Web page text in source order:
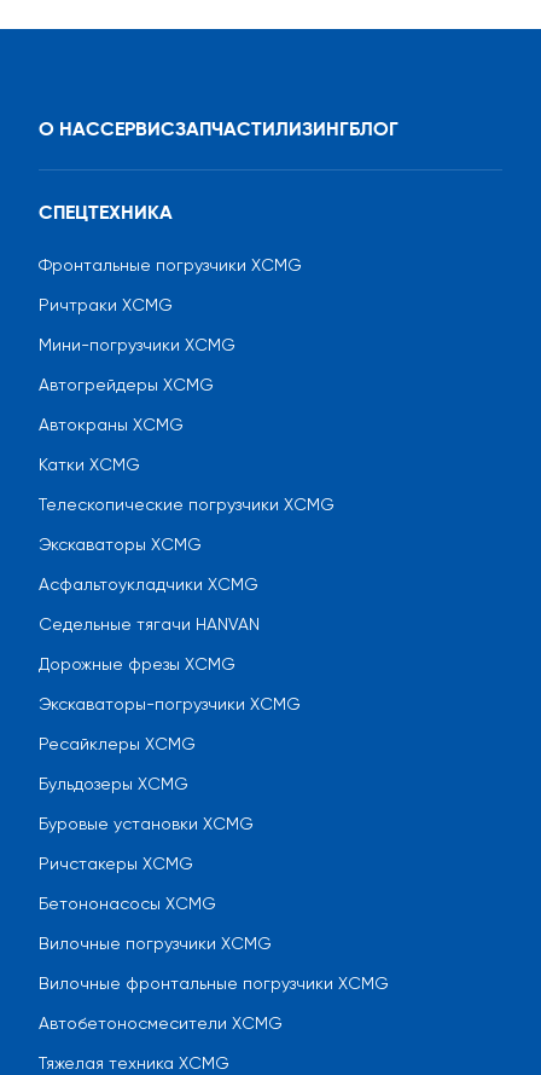
О НАССЕРВИСЗАПЧАСТИЛИЗИНГБЛОГ
СПЕЦТЕХНИКА
Фронтальные погрузчики XCMG
Ричтраки XCMG
Мини-погрузчики XCMG
Автогрейдеры XCMG
Автокраны XCMG
Катки XCMG
Телескопические погрузчики XCMG
Экскаваторы XCMG
Асфальтоукладчики XCMG
Седельные тягачи HANVAN
Дорожные фрезы XCMG
Экскаваторы-погрузчики XCMG
Ресайклеры XCMG
Бульдозеры XCMG
Буровые установки XCMG
Ричстакеры XCMG
Бетононасосы XCMG
Вилочные погрузчики XCMG
Вилочные фронтальные погрузчики XCMG
Автобетоносмесители XCMG
Тяжелая техника XCMG